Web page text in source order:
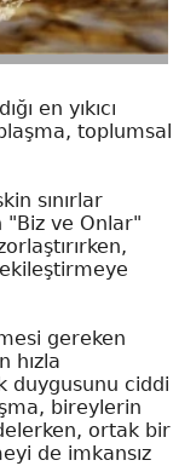
en yıkıcı
toplumsal
sınırlar
"Biz ve Onlar"
gereken
hızla
duygusunu ciddi
bireylerin
ortak bir
de imkansız